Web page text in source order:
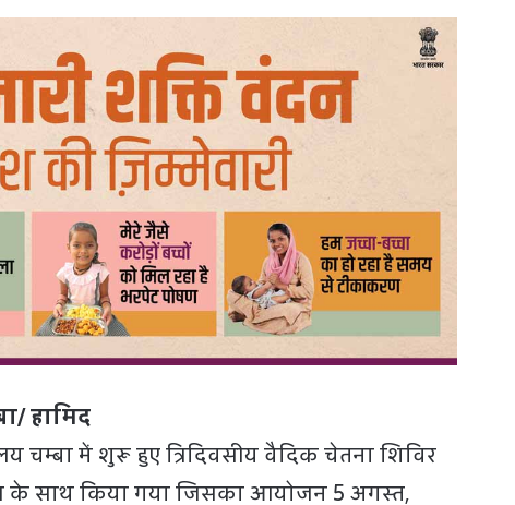
हामिद
चम्बा में शुरू हुए त्रिदिवसीय वैदिक चेतना शिविर
के साथ किया गया जिसका आयोजन 5 अगस्त,